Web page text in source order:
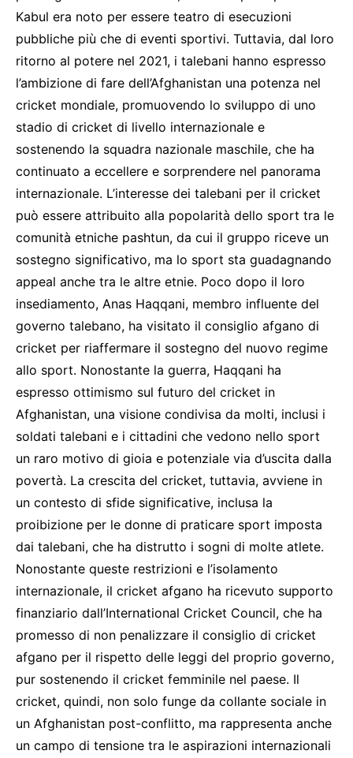
Kabul era noto per essere teatro di esecuzioni
pubbliche più che di eventi sportivi. Tuttavia, dal loro
ritorno al potere nel 2021, i talebani hanno espresso
l’ambizione di fare dell’Afghanistan una potenza nel
cricket mondiale, promuovendo lo sviluppo di uno
stadio di cricket di livello internazionale e
sostenendo la squadra nazionale maschile, che ha
continuato a eccellere e sorprendere nel panorama
internazionale. L’interesse dei talebani per il cricket
può essere attribuito alla popolarità dello sport tra le
comunità etniche pashtun, da cui il gruppo riceve un
sostegno significativo, ma lo sport sta guadagnando
appeal anche tra le altre etnie. Poco dopo il loro
insediamento, Anas Haqqani, membro influente del
governo talebano, ha visitato il consiglio afgano di
cricket per riaffermare il sostegno del nuovo regime
allo sport. Nonostante la guerra, Haqqani ha
espresso ottimismo sul futuro del cricket in
Afghanistan, una visione condivisa da molti, inclusi i
soldati talebani e i cittadini che vedono nello sport
un raro motivo di gioia e potenziale via d’uscita dalla
povertà. La crescita del cricket, tuttavia, avviene in
un contesto di sfide significative, inclusa la
proibizione per le donne di praticare sport imposta
dai talebani, che ha distrutto i sogni di molte atlete.
Nonostante queste restrizioni e l’isolamento
internazionale, il cricket afgano ha ricevuto supporto
finanziario dall’International Cricket Council, che ha
promesso di non penalizzare il consiglio di cricket
afgano per il rispetto delle leggi del proprio governo,
pur sostenendo il cricket femminile nel paese. Il
cricket, quindi, non solo funge da collante sociale in
un Afghanistan post-conflitto, ma rappresenta anche
un campo di tensione tra le aspirazioni internazionali